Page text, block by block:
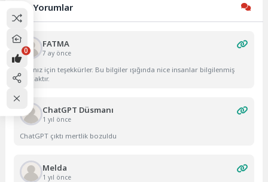
Son Yorumlar
FATMA
7 ay önce
Yazınız için teşekkürler. Bu bilgiler ışığında nice insanlar bilgilenmiş
olacaktır.
ChatGPT Düsmanı
1 yıl önce
ChatGPT çıktı mertlik bozuldu
Melda
1 yıl önce
0